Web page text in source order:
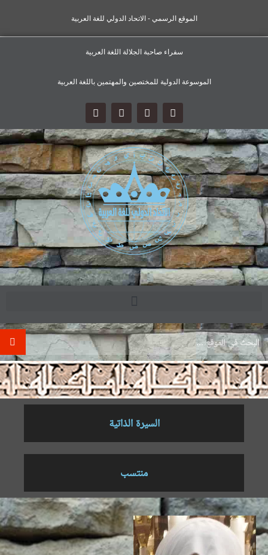
الموقع الرسمي - الاتحاد الدولي للغة العربية
سفراء صاحبة الجلالة اللغة العربية
الموسوعة الدولية للمختصين والمهتمين باللغة العربية
.
السيرة الذاتية
منتسب